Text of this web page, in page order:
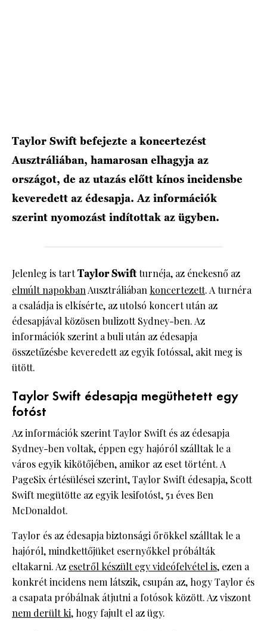
Taylor Swift befejezte a koncertezést
Ausztráliában, hamarosan elhagyja az
országot, de az utazás előtt kínos incidensbe
keveredett az édesapja. Az információk
szerint nyomozást indítottak az ügyben.
Jelenleg is tartTaylor Swiftturnéja, az énekesnő az
elmúlt napokbanAusztráliában koncertezett. A turnéra
a családja is elkísérte, az utolsó koncert után az
édesapjával közösen bulizott Sydney-ben. Az
információk szerint a buli után az édesapja
összetűzésbe keveredett az egyik fotóssal, akit meg is
ütött.
Taylor Swift édesapja megüthetett egy
fotóst
Az információk szerint Taylor Swift és az édesapja
Sydney-ben voltak, éppen egy hajóról szálltak le a
város egyik kikötőjében, amikor az eset történt. A
PageSix értésülései szerint, Taylor Swift édesapja, Scott
Swift megütötte az egyik lesifotóst, 51 éves Ben
McDonaldot.
Taylor és az édesapja biztonsági őrökkel szálltak le a
hajóról, mindkettőjüket esernyőkkel próbálták
eltakarni. Az esetről készült egy videófelvétel is, ezen a
konkrét incidens nem látszik, csupán az, hogy Taylor és
a csapata próbálnak átjutni a fotósok között. Az viszont
nem derült ki, hogy fajult el az ügy.